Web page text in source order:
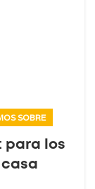
SOBRE
para los
casa